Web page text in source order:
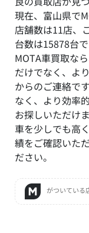
現在、富山県で
店舗数は11店、
台数は15878台で
MOTA車買取な
だけでなく、よ
からのご連絡で
なく、より効率
お探しいただけま
車を少しでも高
績をご確認いた
ださい。
がついている